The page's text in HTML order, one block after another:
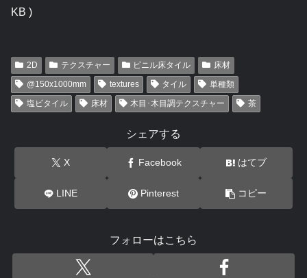
KB )
2D テクスチャー ビニル床タイル
床材
@150x1000mm
textures タイル
単種類
塩ビタイル
床材 木目･木目調テクスチャー 茶
シェアする
X Facebook はてブ
LINE Pinterest コピー
フォローはこちら